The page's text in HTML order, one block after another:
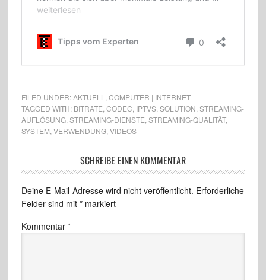
FILED UNDER:AKTUELL
COMPUTER | INTERNET
TAGGED WITH: BITRATE CODEC IPTVS, SOLUTION STREAMING-
AUFLÖSUNG, STREAMING-DIENSTE STREAMING-QUALITÄT,
SYSTEM VERWENDUNG, VIDEOS
SCHREIBE EINEN KOMMENTAR
Deine E-Mail-Adresse wird nicht veröffentlicht. Erforderliche
Felder sind mit *markiert
Kommentar *